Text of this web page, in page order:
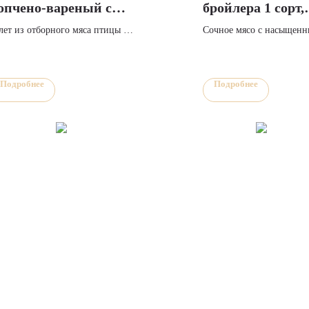
вареный с
из отборного мяса птицы с
Подробнее
бройлера 1 сорт,
охлажденная.
Сочное мясо с
Подробнее